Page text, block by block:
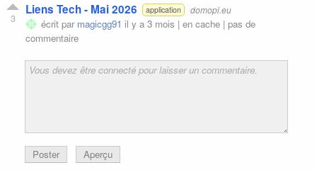
3
Liens Tech - Mai 2026 application domopi.eu
écrit par magicgg91 il y a 3 mois | en cache | pas de
commentaire
Poster Aperçu